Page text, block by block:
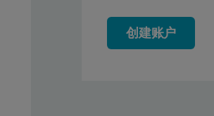
创建账户